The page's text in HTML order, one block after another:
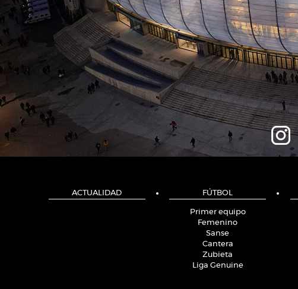
ACTUALIDAD FÚTBOL
Primer equipo
Femenino
Sanse
Cantera
Zubieta
Liga Genuine